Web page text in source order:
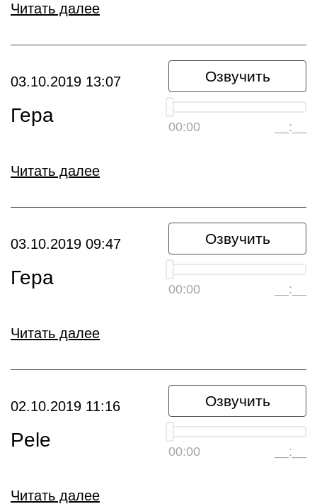
Читать далее
Озвучить
00:00 __:__
03.10.2019 13:07
Гера
Читать далее
Озвучить
00:00 __:__
03.10.2019 09:47
Гера
Читать далее
Озвучить
00:00 __:__
02.10.2019 11:16
Pele
Читать далее